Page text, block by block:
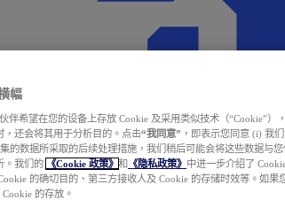
幅
伴希望在您的设备上存放 Cookie 及采用类似技术（“Cookie”）
，还会将其用于分析目的。点击“我同意” ，即表示您同意 (i) 我
的数据所采取的后续处理措施，我们稍后可能会将这些数据与
。我们的
《Cookie 政策》 和 《隐私政策》 中进一步介绍了
的确切目的、第三方接收人及 Cookie 的存储时效等。如果
的存放。